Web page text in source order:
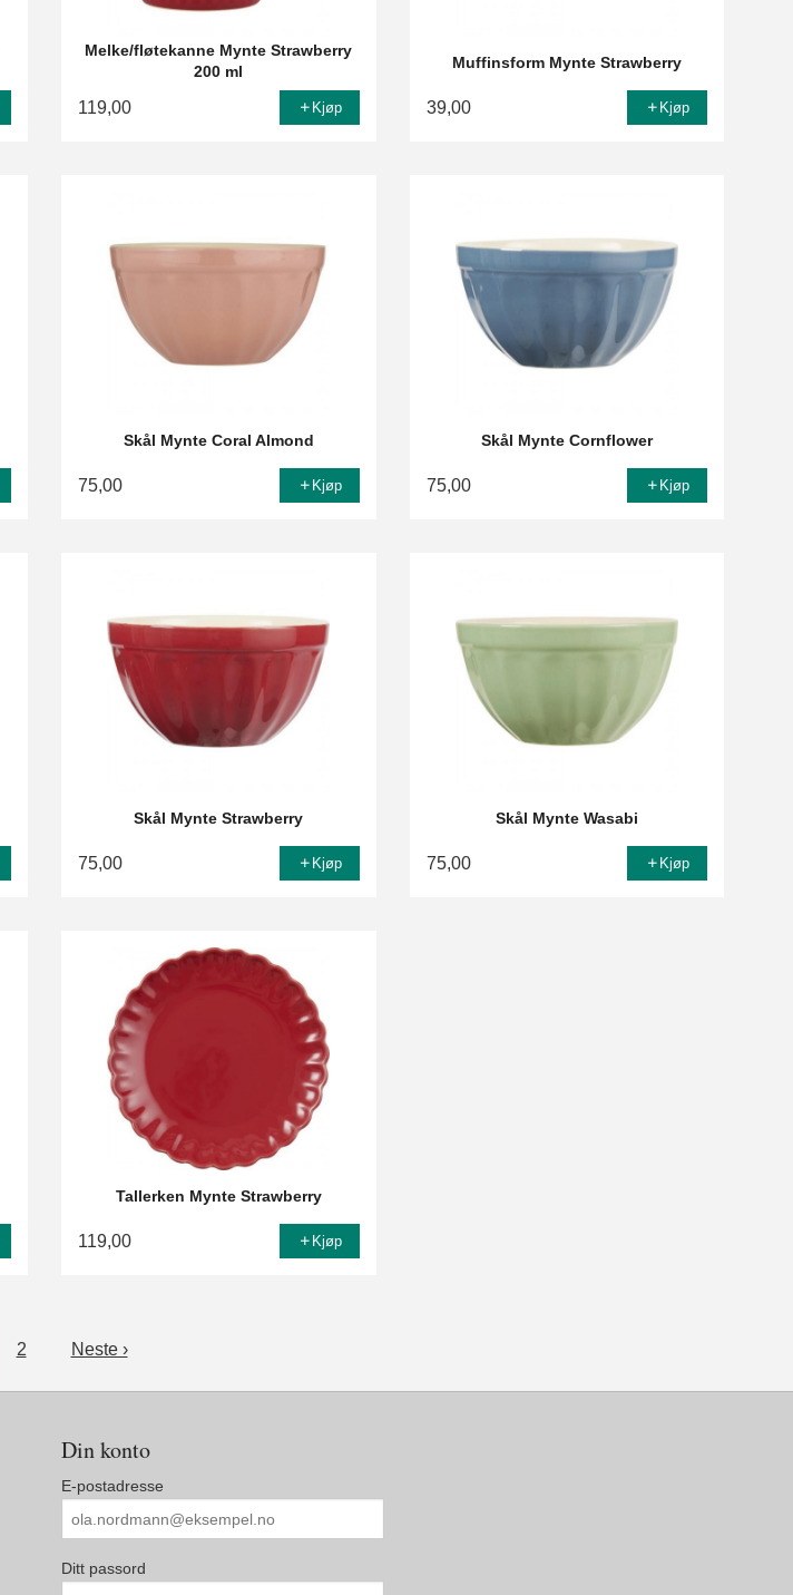
Melke/fløtekanne Mynte Strawberry
200 ml
119,00 Kjøp
Muffinsform Mynte Strawberry
39,00 Kjøp
Skål Mynte Coral Almond
75,00 Kjøp
Skål Mynte Cornflower
75,00 Kjøp
Skål Mynte Strawberry
75,00 Kjøp
Skål Mynte Wasabi
75,00 Kjøp
Tallerken Mynte Strawberry
119,00 Kjøp
2 Neste ›
Din konto
E-postadresse
Ditt passord